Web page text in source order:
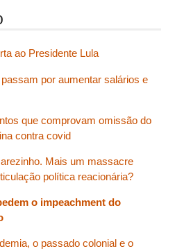
ao Presidente Lula
por aumentar salários e
que comprovam omissão do
contra covid
Mais um massacre
política reacionária?
o impeachment do
o passado colonial e o